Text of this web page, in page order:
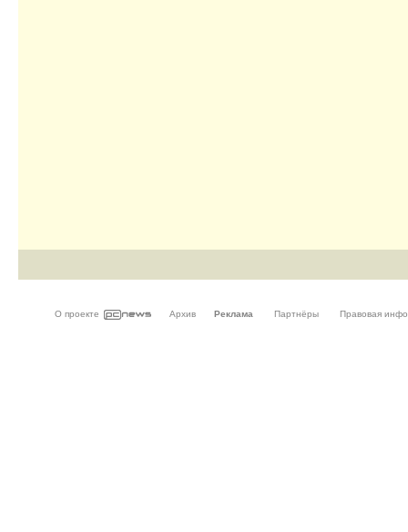
О проекте Архив Реклама Партнёры Правовая